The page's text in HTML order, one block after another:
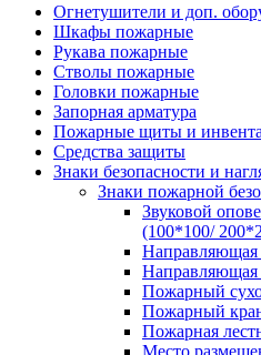
Огнетушители и доп.
Шкафы пожарные
Рукава пожарные
Стволы пожарные
Головки пожарные
Запорная арматура
Пожарные щиты и
Средства защиты
Знаки безопасности и
Знаки пожарной
Звуковой
(100*100/
Направляющая
Направляющая
Пожарный
Пожарный
Пожарная
Место